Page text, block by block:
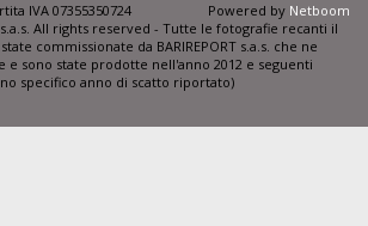
Powered by Netboom
IVA 07355350724
s.a.s. All rights reserved - Tutte le fotografie recanti il
commissionate da BARIREPORT s.a.s. che ne
sono state prodotte nell'anno 2012 e seguenti
specifico anno di scatto riportato)